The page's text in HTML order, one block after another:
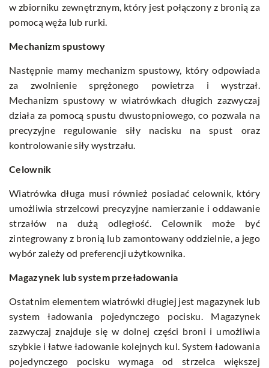
w zbiorniku zewnętrznym, który jest połączony z bronią za
pomocą węża lub rurki.
Mechanizm spustowy
Następnie mamy mechanizm spustowy, który odpowiada
za zwolnienie sprężonego powietrza i wystrzał.
Mechanizm spustowy w wiatrówkach długich zazwyczaj
działa za pomocą spustu dwustopniowego, co pozwala na
precyzyjne regulowanie siły nacisku na spust oraz
kontrolowanie siły wystrzału.
Celownik
Wiatrówka długa musi również posiadać celownik, który
umożliwia strzelcowi precyzyjne namierzanie i oddawanie
strzałów na dużą odległość. Celownik może być
zintegrowany z bronią lub zamontowany oddzielnie, a jego
wybór zależy od preferencji użytkownika.
Magazynek lub system przeładowania
Ostatnim elementem wiatrówki długiej jest magazynek lub
system ładowania pojedynczego pocisku. Magazynek
zazwyczaj znajduje się w dolnej części broni i umożliwia
szybkie i łatwe ładowanie kolejnych kul. System ładowania
pojedynczego pocisku wymaga od strzelca większej